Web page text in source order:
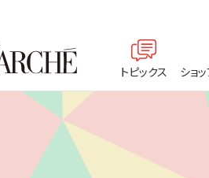
トピックス ショ